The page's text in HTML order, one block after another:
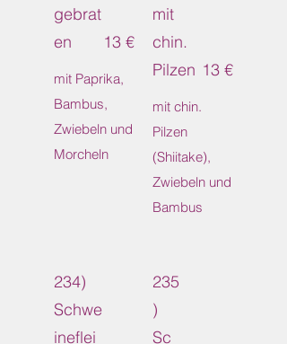
gebrat
en
mit Paprika,
Bambus,
Zwiebeln und
Morcheln
13 €
mit
chin.
Pilzen
mit chin.
Pilzen
(Shiitake),
Zwiebeln und
Bambus
13 €
234)
Schwe
ineflei
235
)
Sc